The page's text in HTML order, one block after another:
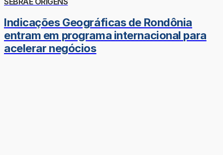
Indicações Geográficas de Rondônia
entram em programa internacional para
acelerar negócios